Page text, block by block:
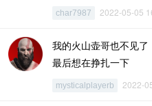
char7987 2022-05-05
我的火山壶哥也不见
最后想在挣扎一下
mysticalplayerb 2022-